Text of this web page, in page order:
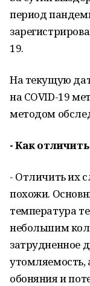
период
19.
На текущую
на COVID-19
методом
- Как
- Отличить их
похожи.
температура
небольшим
затрудненное
утомляемость,
обоняния и